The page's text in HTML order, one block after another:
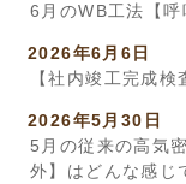
6月のWB工法【
2026年6月6日
【社内竣工完成
2026年5月30日
5月の従来の高気
外】はどんな感じ